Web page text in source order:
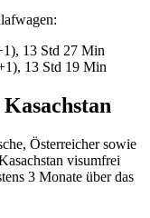
13 Std 27 Min
13 Std 19 Min
Österreicher sowie
visumfrei
3 Monate über das